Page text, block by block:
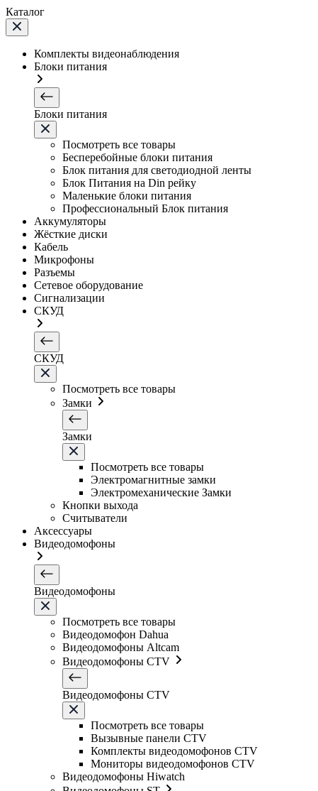
Каталог
Комплекты видеонаблюдения
Блоки питания
Блоки питания
Посмотреть все товары
Бесперебойные блоки питания
Блок питания для светодиодной ленты
Блок Питания на Din рейку
Маленькие блоки питания
Профессиональный Блок питания
Аккумуляторы
Жёсткие диски
Кабель
Микрофоны
Разъемы
Сетевое оборудование
Сигнализации
СКУД
СКУД
Посмотреть все товары
Замки
Замки
Посмотреть все товары
Электромагнитные замки
Электромеханические Замки
Кнопки выхода
Считыватели
Аксессуары
Видеодомофоны
Видеодомофоны
Посмотреть все товары
Видеодомофон Dahua
Видеодомофоны Altcam
Видеодомофоны CTV
Видеодомофоны CTV
Посмотреть все товары
Вызывные панели CTV
Комплекты видеодомофонов CTV
Мониторы видеодомофонов CTV
Видеодомофоны Hiwatch